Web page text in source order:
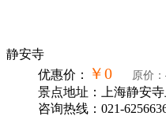
静安寺
优惠价：
￥0 原价：
景点地址：上海静安
咨询热线：021-